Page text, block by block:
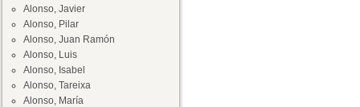
Alonso, Javier
Alonso, Pilar
Alonso, Juan Ramón
Alonso, Luis
Alonso, Isabel
Alonso, Tareixa
Alonso, María